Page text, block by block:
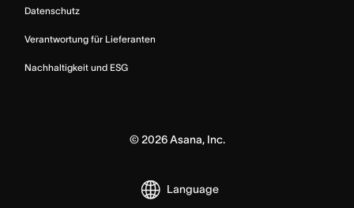
Datenschutz
Verantwortung für Lieferanten
Nachhaltigkeit und ESG
©2026Asana, Inc.
Language